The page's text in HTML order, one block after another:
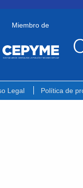
Miembro de
Legal Política de